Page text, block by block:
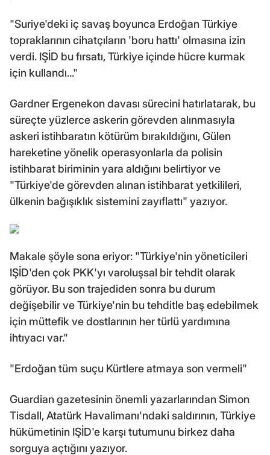
"Suriye'deki iç savaş boyunca Erdoğan Türkiye
topraklarının cihatçıların 'boru hattı' olmasına izin
verdi. IŞİD bu fırsatı, Türkiye içinde hücre kurmak
için kullandı..."
Gardner Ergenekon davası sürecini hatırlatarak, bu
süreçte yüzlerce askerin görevden alınmasıyla
askeri istihbaratın kötürüm bırakıldığını, Gülen
hareketine yönelik operasyonlarla da polisin
istihbarat biriminin yara aldığını belirtiyor ve
"Türkiye'de görevden alınan istihbarat yetkilileri,
ülkenin bağışıklık sistemini zayıflattı" yazıyor.
Makale şöyle sona eriyor: "Türkiye'nin yöneticileri
IŞİD'den çok PKK'yı varoluşsal bir tehdit olarak
görüyor. Bu son trajediden sonra bu durum
değişebilir ve Türkiye'nin bu tehditle baş edebilmek
için müttefik ve dostlarının her türlü yardımına
ihtıyacı var."
"Erdoğan tüm suçu Kürtlere atmaya son vermeli"
Guardian gazetesinin önemli yazarlarından Simon
Tisdall, Atatürk Havalimanı'ndaki saldırının, Türkiye
hükümetinin IŞİD'e karşı tutumunu birkez daha
sorguya açtığını yazıyor.